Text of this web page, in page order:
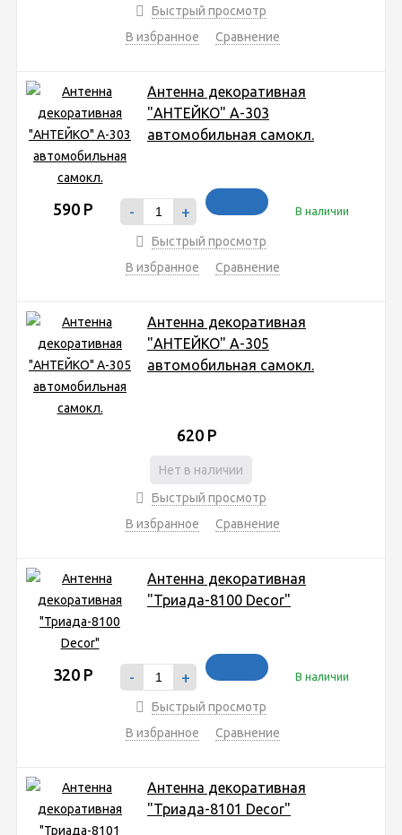
Быстрый просмотр
В избранное
Сравнение
Антенна декоративная
"АНТЕЙКО" А-303
автомобильная самокл.
590 Р - + В наличии
Быстрый просмотр
В избранное
Сравнение
Антенна декоративная
"АНТЕЙКО" А-305
автомобильная самокл.
620 Р
Нет в наличии
Быстрый просмотр
В избранное
Сравнение
Антенна декоративная
"Триада-8100 Decor"
320 Р - + В наличии
Быстрый просмотр
В избранное
Сравнение
Антенна декоративная
"Триада-8101 Decor"